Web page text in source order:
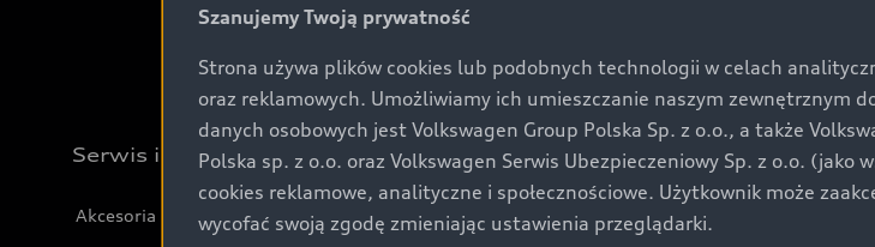
Audi exclusive
Serwis i akcesoria
Akcesoria
Świat Audi
Aktualności i historie postępu
Szanujemy Twoją prywatność
Strona używa plików cookies lub podobnych technologii w celach
oraz reklamowych. Umożliwiamy ich umieszczanie naszym zewnętrznym
danych osobowych jest Volkswagen Group Polska Sp. z o.o., a także
Polska sp. z o.o. oraz Volkswagen Serwis Ubezpieczeniowy Sp. z o.o.
cookies reklamowe, analityczne i społecznościowe. Użytkownik może
wycofać swoją zgodę zmieniając ustawienia przeglądarki.